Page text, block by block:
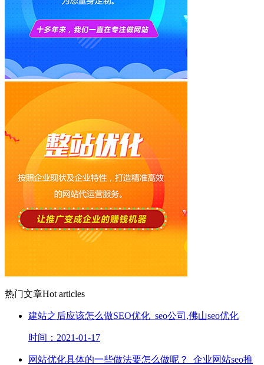
热门文章Hot articles
建站之后应该怎么做SEO优化_seo公司,佛山seo优化
时间：2021-01-17
网站优化具体的一些做法要怎么做呢？_企业网站seo推